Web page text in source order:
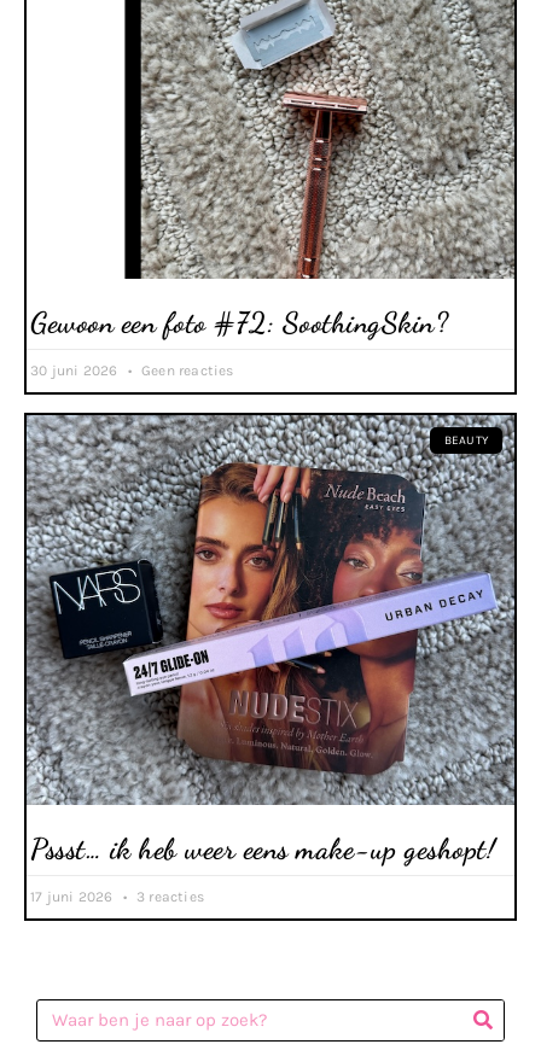
Gewoon een foto #72: SoothingSkin?
30 juni 2026 Geen reacties
BEAUTY
Pssst… ik heb weer eens make-up geshopt!
17 juni 2026 3 reacties